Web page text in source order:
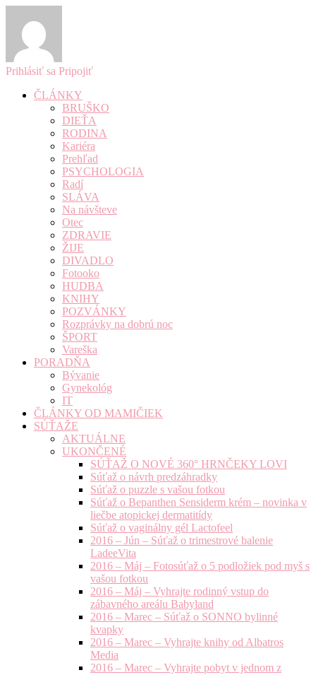
Prihlásiť sa Pripojiť
ČLÁNKY
BRUŠKO
DIEŤA
RODINA
Kariéra
Prehľad
PSYCHOLOGIA
Radí
SLÁVA
Na návšteve
Otec
ZDRAVIE
ŽIJE
DIVADLO
Fotooko
HUDBA
KNIHY
POZVÁNKY
Rozprávky na dobrú noc
ŠPORT
Vareška
PORADŇA
Bývanie
Gynekológ
IT
ČLÁNKY OD MAMIČIEK
SÚŤAŽE
AKTUÁLNE
UKONČENÉ
SÚŤAŽ O NOVÉ 360° HRNČEKY LOVI
Súťaž o návrh predzáhradky
Súťaž o puzzle s vašou fotkou
Súťaž o Bepanthen Sensiderm krém – novinka v
liečbe atopickej dermatitídy
Súťaž o vaginálny gél Lactofeel
2016 – Jún – Súťaž o trimestrové balenie
LadeeVita
2016 – Máj – Fotosúťaž o 5 podložiek pod myš s
vašou fotkou
2016 – Máj – Vyhrajte rodinný vstup do
zábavného areálu Babyland
2016 – Marec – Súťaž o SONNO bylinné
kvapky
2016 – Marec – Vyhrajte knihy od Albatros
Media
2016 – Marec – Vyhrajte pobyt v jednom z